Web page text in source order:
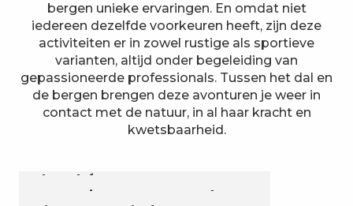
bergen unieke ervaringen. En omdat niet
iedereen dezelfde voorkeuren heeft, zijn deze
activiteiten er in zowel rustige als sportieve
varianten, altijd onder begeleiding van
gepassioneerde professionals. Tussen het dal en
de bergen brengen deze avonturen je weer in
contact met de natuur, in al haar kracht en
kwetsbaarheid.
Chambéry Montagnes
Canyoning en aquarando